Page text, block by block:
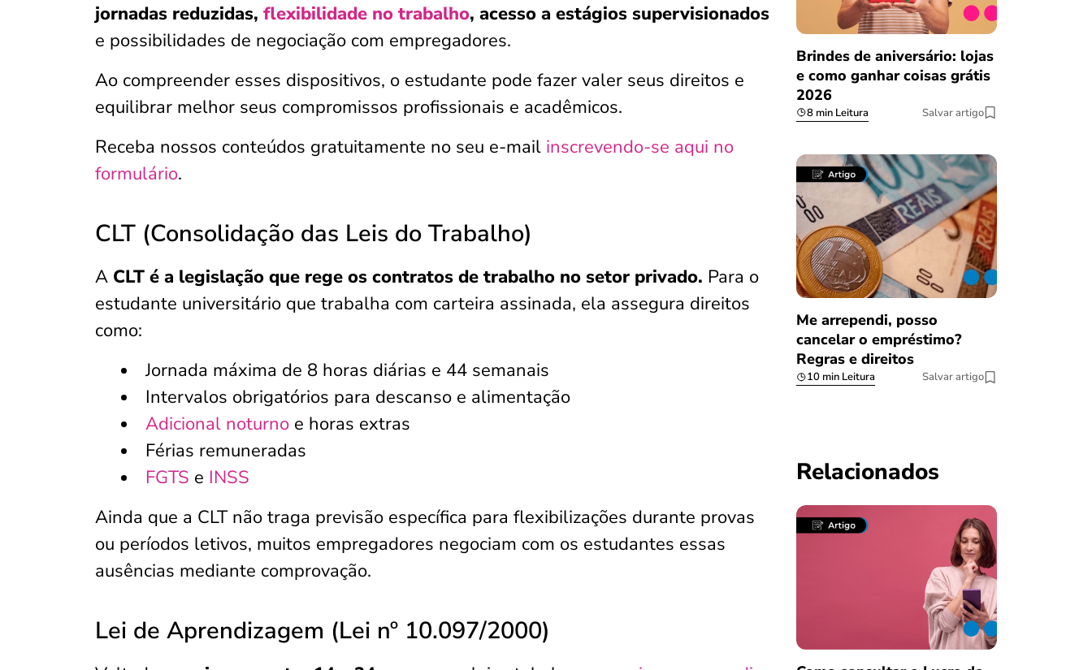
jornadas reduzidas, flexibilidade no trabalho, acesso a estágios supervisionados
e possibilidades de negociação com empregadores.
Ao compreender esses dispositivos, o estudante pode fazer valer seus direitos e
equilibrar melhor seus compromissos profissionais e acadêmicos.
Receba nossos conteúdos gratuitamente no seu e-mail inscrevendo-se aqui no
formulário.
CLT (Consolidação das Leis do Trabalho)
A CLT é a legislação que rege os contratos de trabalho no setor privado. Para o
estudante universitário que trabalha com carteira assinada, ela assegura direitos
como:
Jornada máxima de 8 horas diárias e 44 semanais
Intervalos obrigatórios para descanso e alimentação
Adicional noturno e horas extras
Férias remuneradas
FGTS e INSS
Ainda que a CLT não traga previsão específica para flexibilizações durante provas
ou períodos letivos, muitos empregadores negociam com os estudantes essas
ausências mediante comprovação.
Lei de Aprendizagem (Lei nº 10.097/2000)
Brindes de aniversário: lojas
e como ganhar coisas grátis
2026
8 min Leitura Salvar artigo
Me arrependi, posso
cancelar o empréstimo?
Regras e direitos
10 min Leitura Salvar artigo
Relacionados